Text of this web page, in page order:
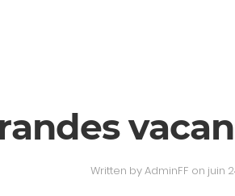
Written byAdminFF on juin